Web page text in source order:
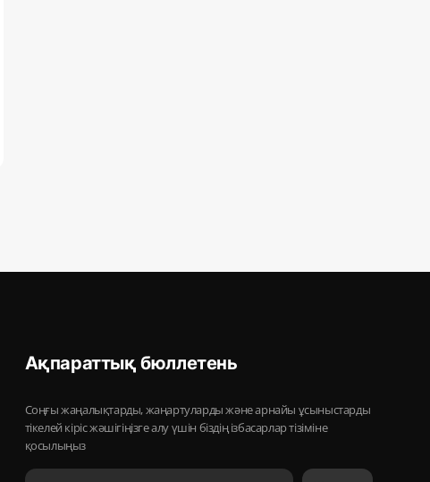
Ақпараттық бюллетень
Соңғы жаңалықтарды, жаңартуларды және арнайы ұсыныстарды
тікелей кіріс жәшігіңізге алу үшін біздің ізбасарлар тізіміне
қосылыңыз